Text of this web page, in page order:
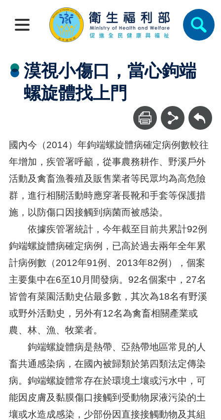
漠視小傷口，當心鉤端
螺旋體找上門
回上一頁
國內今（2014）年鉤端螺旋體病確定病例數較往
年增加，疾管署呼籲，從事農務耕作、野溪戶外
活動及禽畜漁養殖及販售業者等民眾均為高危險
群，進行相關活動時應穿著長靴和手套等保護措
施，以防傷口因接觸到病菌而被感染。
依據疾管署統計，今年截至目前共累計92例
鉤端螺旋體病確定病例，已高於過去兩年全年累
計病例數（2012年91例、2013年82例），個案
主要集中在6至10月間發病。92名個案中，27名
皆曾有菜園活動史佔最多數，其次為18名有野溪
或野外活動史，另外有12名為禽畜相關產業或
農、林、漁、牧業者。
鉤端螺旋體病是熱帶、亞熱帶地區常見的人
畜共通感染病，在國內被歸類於第四類法定傳染
病。鉤端螺旋體常存在於環境土壤或污水中，可
能因皮膚及黏膜傷口接觸到受動物尿液污染的土
壤或水造成感染，少部份因直接接觸動物及其組